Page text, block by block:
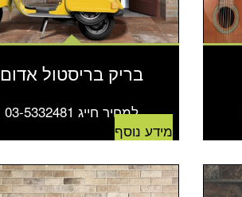
בריק בריסטול אדום
למחיר חייג 03-5332481
מידע נוסף